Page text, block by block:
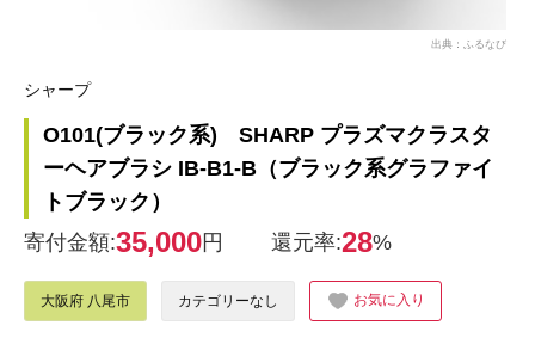
出典：ふるなび
シャープ
O101(ブラック系) SHARP プラズマクラスタ
ーヘアブラシ IB-B1-B（ブラック系グラファイ
トブラック）
寄付金額:35,000円 還元率:28%
大阪府 八尾市 カテゴリーなし お気に入り